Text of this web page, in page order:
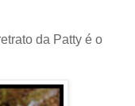
da Patty é o